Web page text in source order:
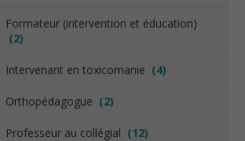
Formateur (intervention et éducation)
(2)
Intervenant en toxicomanie (4)
Orthopédagogue (2)
Professeur au collégial (12)